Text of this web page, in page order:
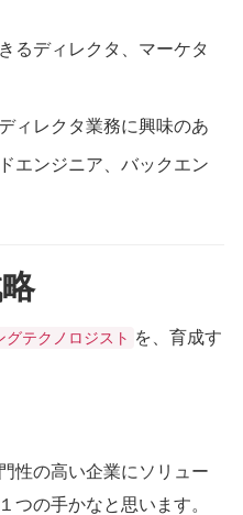
るディレクタ、マーケタ
ィレクタ業務に興味のあ
エンジニア、バックエン
グテクノロジスト を、育成す
性の高い企業にソリュー
つの手かなと思います。